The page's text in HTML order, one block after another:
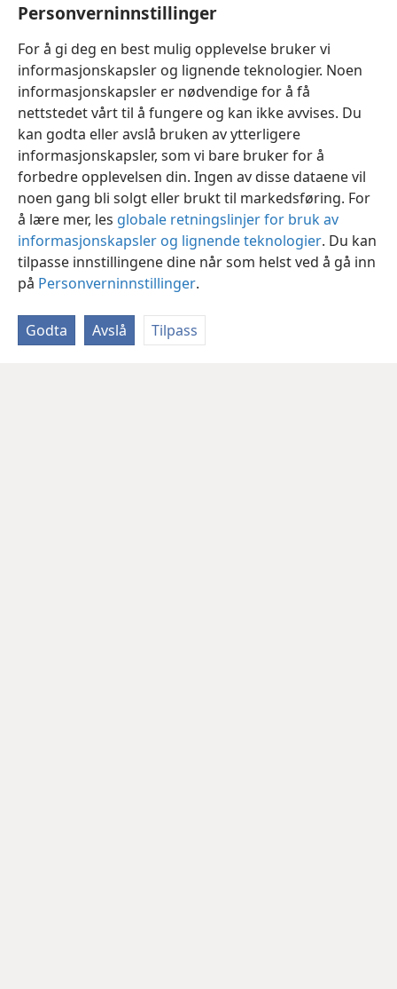
Personverninnstillinger
For å gi deg en best mulig opplevelse bruker vi
informasjonskapsler og lignende teknologier. Noen
informasjonskapsler er nødvendige for å få
nettstedet vårt til å fungere og kan ikke avvises. Du
kan godta eller avslå bruken av ytterligere
informasjonskapsler, som vi bare bruker for å
forbedre opplevelsen din. Ingen av disse dataene vil
noen gang bli solgt eller brukt til markedsføring. For
å lære mer, les globale retningslinjer for bruk av
informasjonskapsler og lignende teknologier. Du kan
tilpasse innstillingene dine når som helst ved å gå inn
på Personverninnstillinger.
Godta Avslå Tilpass
symboler som stammer fra gammel hedendom.